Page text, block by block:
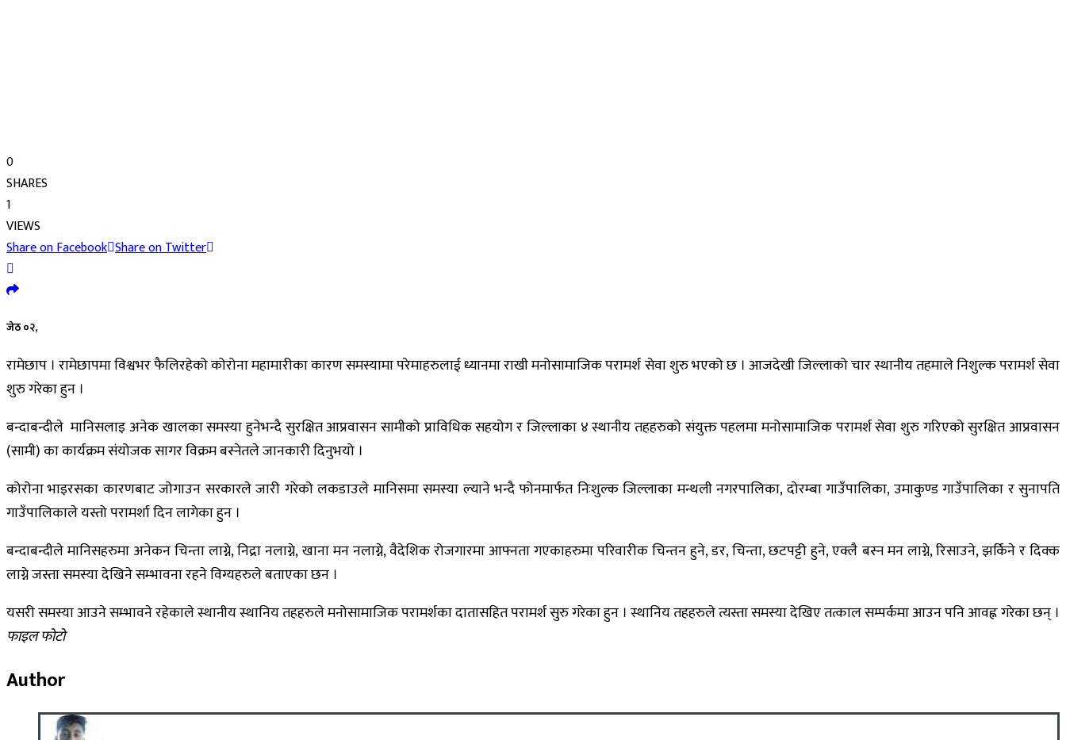
0
SHARES
1
VIEWS
Share on Facebook Share on Twitter
जेठ ०२,
रामेछाप । रामेछापमा विश्वभर फैलिरहेको कोरोना महामारीका कारण समस्यामा परेमाहरुलाई ध्यानमा राखी मनोसामाजिक परामर्श सेवा शुरु भएको छ । आजदेखी जिल्लाको चार स्थानीय तहमाले निशुल्क परामर्श सेवा
शुरु गरेका हुन ।
बन्दाबन्दीले मानिसलाइ अनेक खालका समस्या हुनेभन्दै सुरक्षित आप्रवासन सामीको प्राविधिक सहयोग र जिल्लाका ४ स्थानीय तहहरुको संयुक्त पहलमा मनोसामाजिक परामर्श सेवा शुरु गरिएको सुरक्षित आप्रवासन
(सामी) का कार्यक्रम संयोजक सागर विक्रम बस्नेतले जानकारी दिनुभयो ।
कोरोना भाइरसका कारणबाट जोगाउन सरकारले जारी गरेको लकडाउले मानिसमा समस्या ल्याने भन्दै फोनमार्फत निःशुल्क जिल्लाका मन्थली नगरपालिका, दोरम्बा गाउँपालिका, उमाकुण्ड गाउँपालिका र सुनापति
गाउँपालिकाले यस्तो परामर्शा दिन लागेका हुन ।
बन्दाबन्दीले मानिसहरुमा अनेकन चिन्ता लाग्ने, निद्रा नलाग्ने, खाना मन नलाग्ने, वैदेशिक रोजगारमा आफ्नता गएकाहरुमा परिवारीक चिन्तन हुने, डर, चिन्ता, छटपट्टी हुने, एक्लै बस्न मन लाग्ने, रिसाउने, झर्किने र दिक्क
लाग्ने जस्ता समस्या देखिने सम्भावना रहने विग्यहरुले बताएका छन ।
यसरी समस्या आउने सम्भावने रहेकाले स्थानीय स्थानिय तहहरुले मनोसामाजिक परामर्शका दातासहित परामर्श सुरु गरेका हुन । स्थानिय तहहरुले त्यस्ता समस्या देखिए तत्काल सम्पर्कमा आउन पनि आवह्न गरेका छन् ।
फाइल फोटो
Author